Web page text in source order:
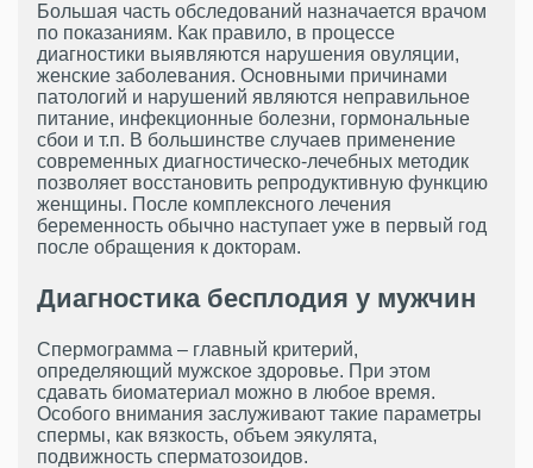
Большая часть обследований назначается врачом
по показаниям. Как правило, в процессе
диагностики выявляются нарушения овуляции,
женские заболевания. Основными причинами
патологий и нарушений являются неправильное
питание, инфекционные болезни, гормональные
сбои и т.п. В большинстве случаев применение
современных диагностическо-лечебных методик
позволяет восстановить репродуктивную функцию
женщины. После комплексного лечения
беременность обычно наступает уже в первый год
после обращения к докторам.
Диагностика бесплодия у мужчин
Спермограмма – главный критерий,
определяющий мужское здоровье. При этом
сдавать биоматериал можно в любое время.
Особого внимания заслуживают такие параметры
спермы, как вязкость, объем эякулята,
подвижность сперматозоидов.